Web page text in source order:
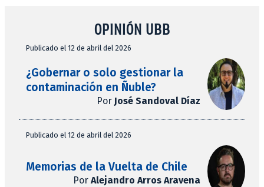
OPINIÓN UBB
Publicado el 12 de abril del 2026
¿Gobernar o solo gestionar la
contaminación en Ñuble?
Por José Sandoval Díaz
Publicado el 12 de abril del 2026
Memorias de la Vuelta de Chile
Por Alejandro Arros Aravena